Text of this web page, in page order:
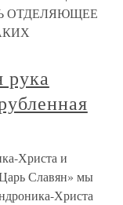
ОТДЕЛЯЮЩЕЕ
рука
Христа и
Славян» мы
Христа